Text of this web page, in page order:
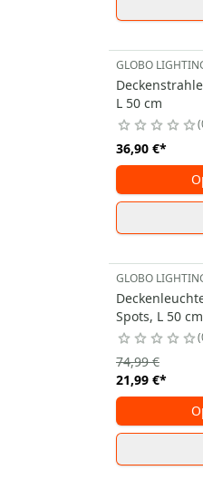
GLOBO
L 50 cm
36,90 €*
GLOBO
Spots, L 50 cm
21,99 €*
74,99 €